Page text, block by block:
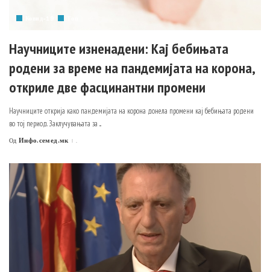
Научниците изненадени: Кај бебињата
родени за време на пандемијата на корона,
откриле две фасцинантни промени
Научниците открија како пандемијата на корона донела промени кај бебињата родени
во тој период. Заклучувањата за ...
Posted
Од Инфо.семед.мк .